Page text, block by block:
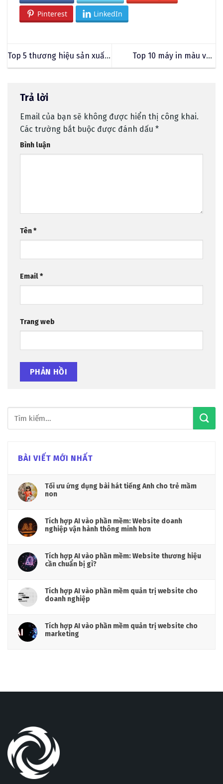
BÀI VIẾT MỚI NHẤT
Tối ưu ứng dụng bài hát tiếng Anh cho trẻ mầm
non
Tích hợp AI vào phần mềm: Website doanh
nghiệp vận hành thông minh hơn
Tích hợp AI vào phần mềm: Website thương hiệu
cần chuẩn bị gì?
Tích hợp AI vào phần mềm quản trị website cho
doanh nghiệp
Tích hợp AI vào phần mềm quản trị website cho
marketing
Pinterest LinkedIn
Top 5 thương hiệu sản xuất,
phân phối thiết bị phòng
Top 10 máy in màu văn
phòng đáng mua nhất
Trả lời
Email của bạn sẽ không được hiển thị công khai.
Các trường bắt buộc được đánh dấu *
Bình luận
Tên*
Email*
Trang web